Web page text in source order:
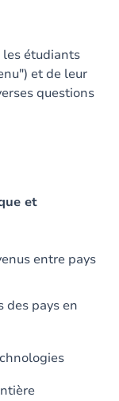
étudiants
et de leur
questions
et
entre pays
des pays en